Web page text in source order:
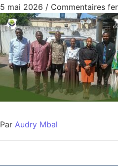
5 mai 2026 / Commentaires
Par Audry Mbal